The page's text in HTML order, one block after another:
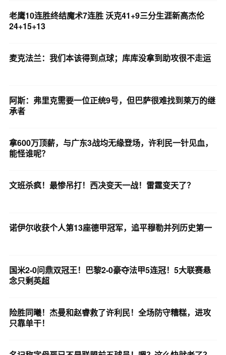
老鹰10连胜终结魔术7连胜 沃克41+9三分生涯新高杰伦
24+15+13
麦克法兰：我们本该得到点球；库库没拿到助攻很不走运
阿斯：弗里克需要一位正统9号，但巴萨很难找到莱万的继
承者
拿600万顶薪，与广东3战均无缘登场，许利民一针见血，
能怪谁呢？
文班杀疯！最惨吊打！西决变天一战！雷霆变天了？
诺伊尔收获个人第13座德甲冠军，追平穆勒并列历史第一
国米2-0问鼎双冠王！巴黎2-0豪夺法甲5连冠！5大联赛悬
念只剩英超
险胜同曦！杰曼和赵睿救了许利民！全场防守糟糕，进攻
只靠单干！